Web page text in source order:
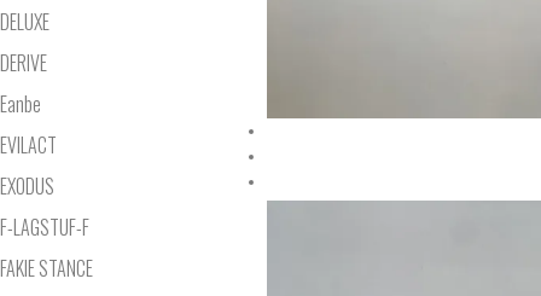
DELUXE
DERIVE
Eanbe
EVILACT
EXODUS
F-LAGSTUF-F
FAKIE STANCE